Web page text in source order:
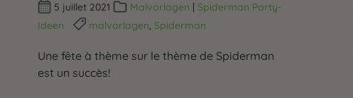
5 juillet 2021 Malvorlagen | Spiderman Party-
Ideen
malvorlagen Spiderman
Une fête à thème sur le thème de Spiderman
est un succès!